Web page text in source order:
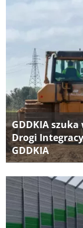
GDDKIA
Drogi
GDDKIA